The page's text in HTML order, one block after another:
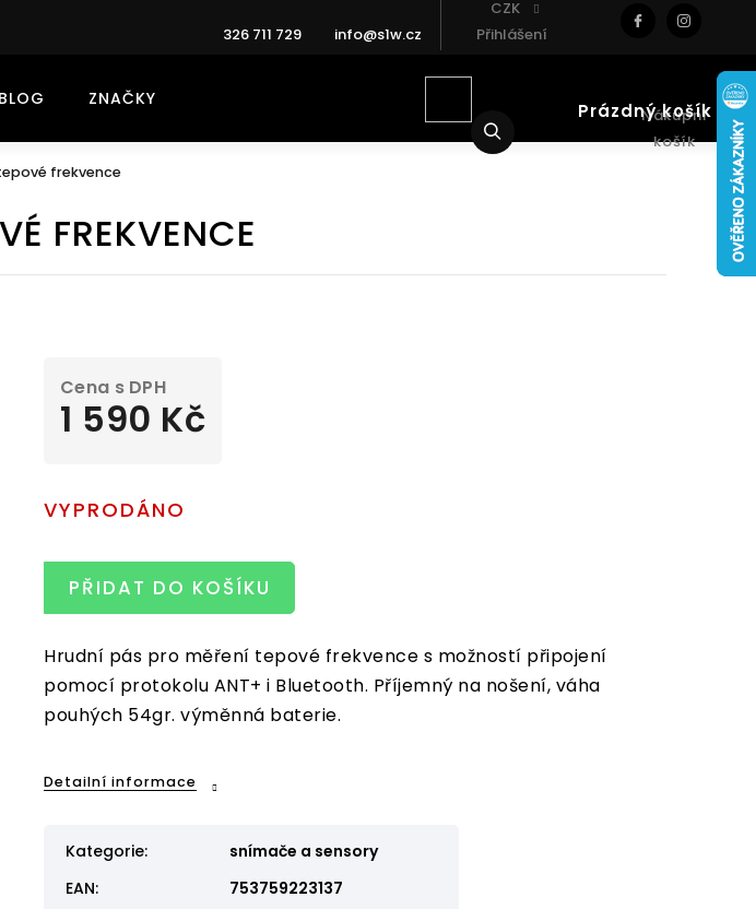
326 711 729 info@s1w.cz
CZK
Přihlášení
Nákupní
košík
Prázdný košík
BLOG ZNAČKY
frekvence
FREKVENCE
1 590 Kč
VYPRODÁNO
PŘIDAT DO KOŠÍKU
Hrudní pás pro měření tepové frekvence s možností připojení
pomocí protokolu ANT+ i Bluetooth. Příjemný na nošení, váha
pouhých 54gr. výměnná baterie.
Detailní informace
Kategorie:
snímače a sensory
EAN: 753759223137